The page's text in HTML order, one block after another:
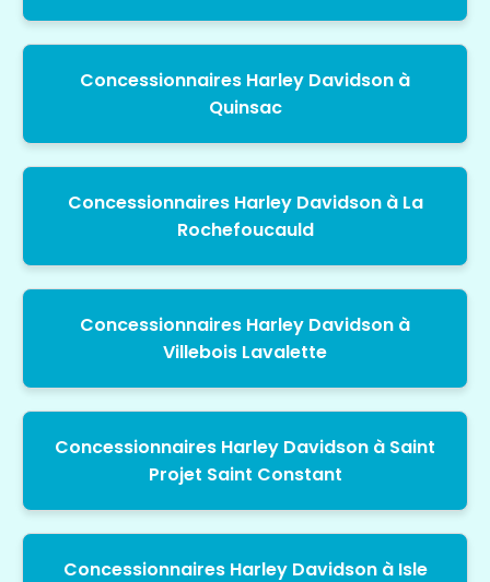
Concessionnaires Harley Davidson à
Quinsac
Concessionnaires Harley Davidson à La
Rochefoucauld
Concessionnaires Harley Davidson à
Villebois Lavalette
Concessionnaires Harley Davidson à Saint
Projet Saint Constant
Concessionnaires Harley Davidson à Isle